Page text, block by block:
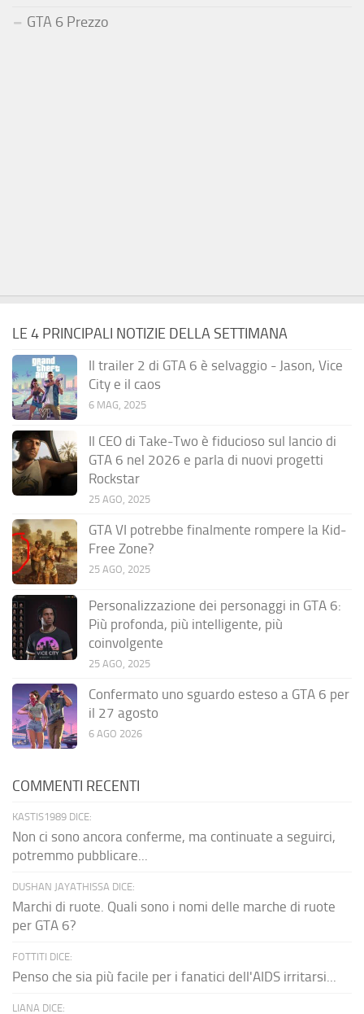
GTA 6 Prezzo
LE 4 PRINCIPALI NOTIZIE DELLA SETTIMANA
Il trailer 2 di GTA 6 è selvaggio - Jason, Vice
City e il caos
6 MAG, 2025
Il CEO di Take-Two è fiducioso sul lancio di
GTA 6 nel 2026 e parla di nuovi progetti
Rockstar
25 AGO, 2025
GTA VI potrebbe finalmente rompere la Kid-
Free Zone?
25 AGO, 2025
Personalizzazione dei personaggi in GTA 6:
Più profonda, più intelligente, più
coinvolgente
25 AGO, 2025
Confermato uno sguardo esteso a GTA 6 per
il 27 agosto
6 AGO 2026
COMMENTI RECENTI
KASTIS1989 DICE:
Non ci sono ancora conferme, ma continuate a seguirci,
potremmo pubblicare...
DUSHAN JAYATHISSA DICE:
Marchi di ruote. Quali sono i nomi delle marche di ruote
per GTA 6?
FOTTITI DICE:
Penso che sia più facile per i fanatici dell'AIDS irritarsi...
LIANA DICE: